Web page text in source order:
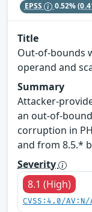
EPSS 0.52%
Title
Out-of-bounds
operand and
Summary
Attacker-
an out-of-
corruption in
and from 8.5.*
Severity
8.1 (High)
CVSS:4.0/